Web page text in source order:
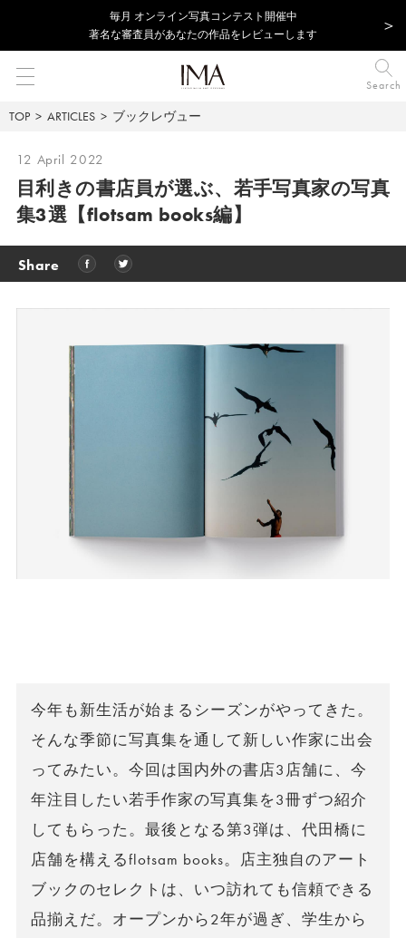
毎⽉ オンライン写真コンテスト開催中
著名な審査員があなたの作品をレビューします
Search
TOP ARTICLES ブックレヴュー
12 April 2022
目利きの書店員が選ぶ、若手写真家の写真
集3選 【flotsam books編】
Share
今年も新生活が始まるシーズンがやってきた。
そんな季節に写真集を通して新しい作家に出会
ってみたい。今回は国内外の書店3店舗に、今
年注目したい若手作家の写真集を3冊ずつ紹介
してもらった。最後となる第3弾は、代田橋に
店舗を構えるflotsam books。店主独自のアート
ブックのセレクトは、いつ訪れても信頼できる
品揃えだ。オープンから2年が過ぎ、学生から